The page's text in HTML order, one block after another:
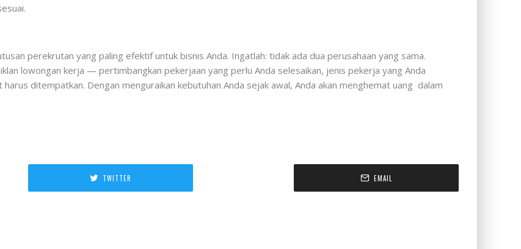
perekrutan yang paling efektif untuk bisnis Anda. Ingatlah: tidak ada dua perusahaan yang sama.
lowongan kerja — pertimbangkan pekerjaan yang perlu Anda selesaikan, jenis pekerja yang Anda
ditempatkan. Dengan menguraikan kebutuhan Anda sejak awal, Anda akan menghemat uang dalam
TWITTER EMAIL